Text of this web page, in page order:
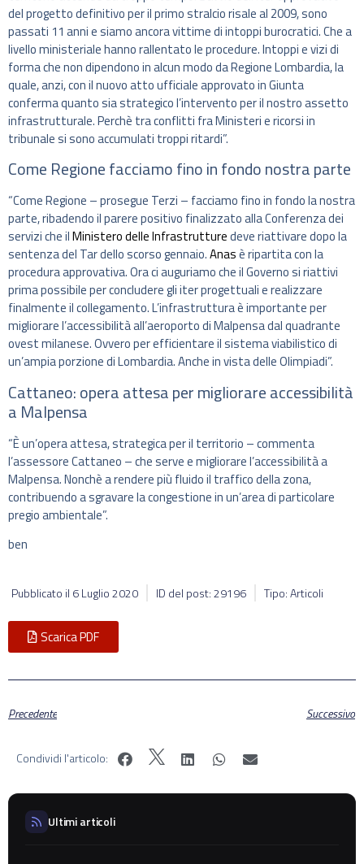
del progetto definitivo per il primo stralcio risale al 2009, sono
passati 11 anni e siamo ancora vittime di intoppi burocratici. Che a
livello ministeriale hanno rallentato le procedure. Intoppi e vizi di
forma che non dipendono in alcun modo da Regione Lombardia, la
quale, anzi, con il nuovo atto ufficiale approvato in Giunta
conferma quanto sia strategico l’intervento per il nostro assetto
infrastrutturale. Perchè tra conflitti fra Ministeri e ricorsi in
tribunale si sono accumulati troppi ritardi”.
Come Regione facciamo fino in fondo nostra parte
“Come Regione – prosegue Terzi – facciamo fino in fondo la nostra
parte, ribadendo il parere positivo finalizzato alla Conferenza dei
servizi che ilMinistero delle Infrastrutturedeve riattivare dopo la
sentenza del Tar dello scorso gennaio.Anasè ripartita con la
procedura approvativa. Ora ci auguriamo che il Governo si riattivi
prima possibile per concludere gli iter progettuali e realizzare
finalmente il collegamento. L’infrastruttura è importante per
migliorare l’accessibilità all’aeroporto di Malpensa dal quadrante
ovest milanese. Ovvero per efficientare il sistema viabilistico di
un’ampia porzione di Lombardia. Anche in vista delle Olimpiadi”.
Cattaneo: opera attesa per migliorare accessibilità
a Malpensa
“È un’opera attesa, strategica per il territorio – commenta
l’assessore Cattaneo – che serve e migliorare l’accessibilità a
Malpensa. Nonchè a rendere più fluido il traffico della zona,
contribuendo a sgravare la congestione in un’area di particolare
pregio ambientale”.
ben
Pubblicato il 6 Luglio 2020 ID del post: 29196 Tipo: Articoli
Scarica PDF
Precedente Successivo
Condividi l'articolo:
Ultimi articoli